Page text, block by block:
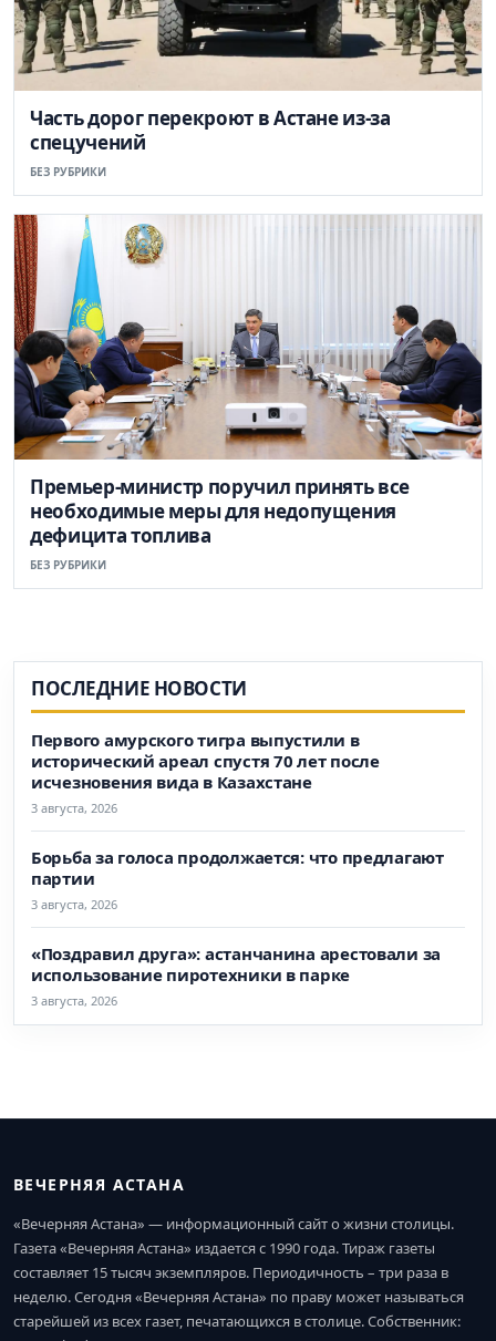
Часть дорог перекроют в Астане из-за
спецучений
БЕЗ РУБРИКИ
Премьер-министр поручил принять все
необходимые меры для недопущения
дефицита топлива
БЕЗ РУБРИКИ
ПОСЛЕДНИЕ НОВОСТИ
Первого амурского тигра выпустили в
исторический ареал спустя 70 лет после
исчезновения вида в Казахстане
3 августа, 2026
Борьба за голоса продолжается: что предлагают
партии
3 августа, 2026
«Поздравил друга»: астанчанина арестовали за
использование пиротехники в парке
3 августа, 2026
ВЕЧЕРНЯЯ АСТАНА
«Вечерняя Астана» — информационный сайт о жизни столицы.
Газета «Вечерняя Астана» издается с 1990 года. Тираж газеты
составляет 15 тысяч экземпляров. Периодичность – три раза в
неделю. Сегодня «Вечерняя Астана» по праву может называться
старейшей из всех газет, печатающихся в столице. Собственник: